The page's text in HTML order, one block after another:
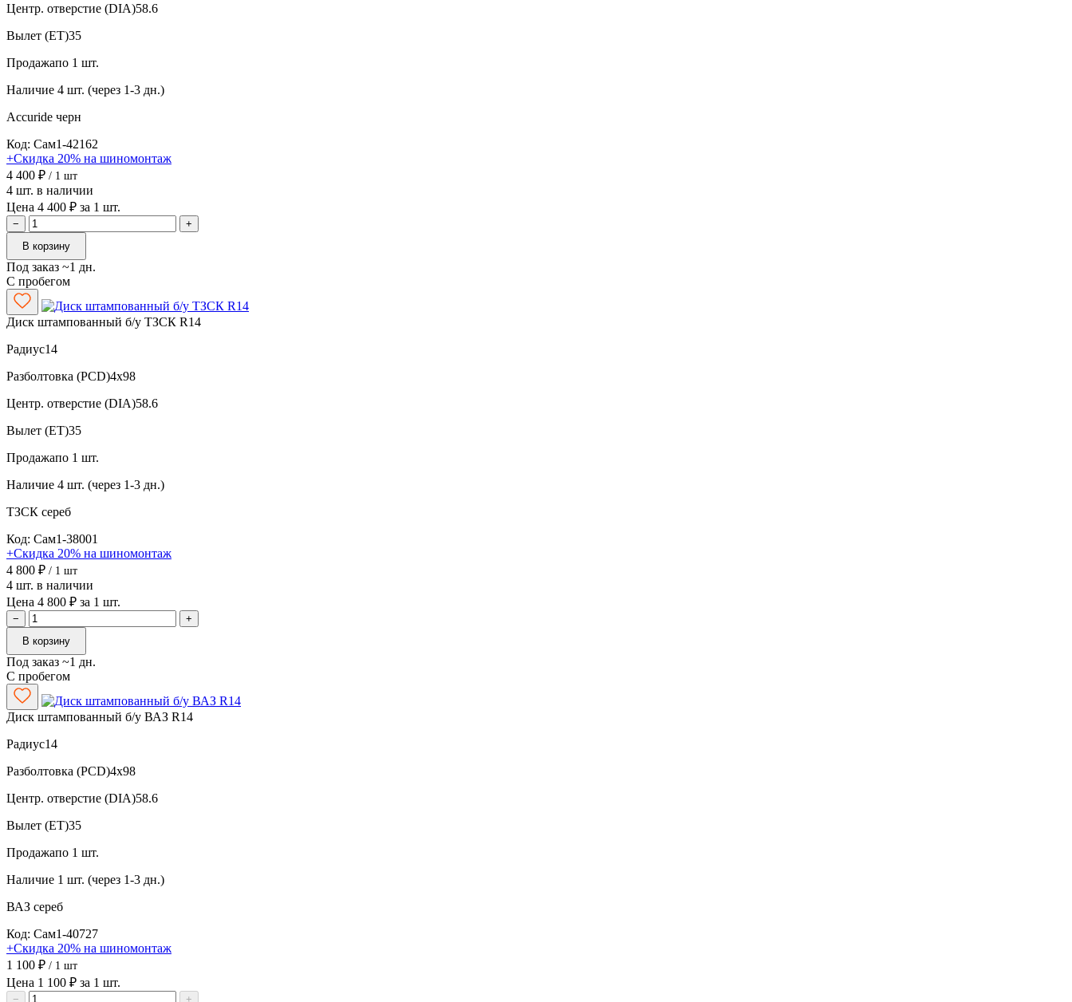
Центр. отверстие (DIA)58.6
Вылет (ET)35
Продажапо 1 шт.
Наличие 4 шт. (через 1-3 дн.)
Accuride черн
Код: Сам1-42162
+Скидка 20% на шиномонтаж
4 400 ₽ / 1 шт
4 шт. в наличии
Цена 4 400 ₽ за 1 шт.
−
+
В корзину
Под заказ ~1 дн.
С пробегом
Диск штампованный б/у ТЗСК R14
Радиус14
Разболтовка (PCD)4x98
Центр. отверстие (DIA)58.6
Вылет (ET)35
Продажапо 1 шт.
Наличие 4 шт. (через 1-3 дн.)
ТЗСК сереб
Код: Сам1-38001
+Скидка 20% на шиномонтаж
4 800 ₽ / 1 шт
4 шт. в наличии
Цена 4 800 ₽ за 1 шт.
−
+
В корзину
Под заказ ~1 дн.
С пробегом
Диск штампованный б/у ВАЗ R14
Радиус14
Разболтовка (PCD)4x98
Центр. отверстие (DIA)58.6
Вылет (ET)35
Продажапо 1 шт.
Наличие 1 шт. (через 1-3 дн.)
ВАЗ сереб
Код: Сам1-40727
+Скидка 20% на шиномонтаж
1 100 ₽ / 1 шт
Цена 1 100 ₽ за 1 шт.
−
+